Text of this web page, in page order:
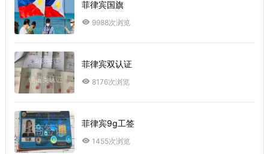
菲律宾国旗
9988次浏览
菲律宾双认证
8176次浏览
菲律宾9g工签
1455次浏览